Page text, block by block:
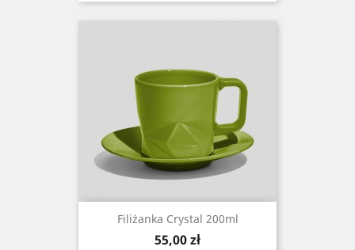
Filiżanka Crystal 200ml
Cena
55,00 zł